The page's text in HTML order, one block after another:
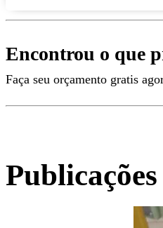
Encontrou o que
Faça seu orçamento gratis